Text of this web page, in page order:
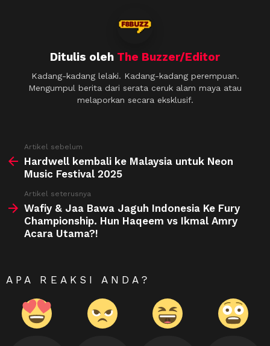
Ditulis oleh The Buzzer/Editor
Kadang-kadang lelaki. Kadang-kadang perempuan.
Mengumpul berita dari serata ceruk alam maya atau
melaporkan secara eksklusif.
more
Artikel sebelum
Hardwell kembali ke Malaysia untuk Neon
Music Festival 2025
Artikel seterusnya
Wafiy & Jaa Bawa Jaguh Indonesia Ke Fury
Championship. Hun Haqeem vs Ikmal Amry
Acara Utama?!
APA REAKSI ANDA?